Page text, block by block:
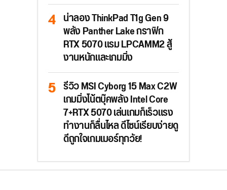
น่าลอง ThinkPad T1g Gen 9
พลัง Panther Lake กราฟิก
RTX 5070 แรม LPCAMM2 สู้
งานหนักและเกมมิ่ง
รีวิว MSI Cyborg 15 Max C2W
เกมมิ่งโน้ตบุ๊คพลัง Intel Core
7+RTX 5070 เล่นเกมก็เร็วแรง
ทำงานก็ลื่นไหล ดีไซน์เรียบง่ายดู
ดีถูกใจเกมเมอร์ทุกวัย!